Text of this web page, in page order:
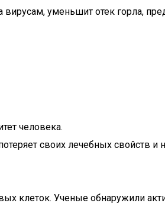
уменьшит отек горла,
человека.
своих лечебных свойств
клеток. Ученые обнаружили